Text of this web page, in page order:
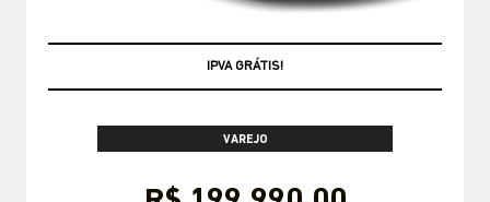
TAXA ZERO
VAREJO